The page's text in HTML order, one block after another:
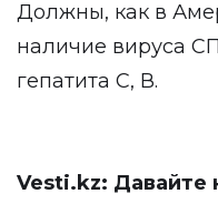
Должны, как в
наличие вируса
гепатита С, В.
Vesti.kz: